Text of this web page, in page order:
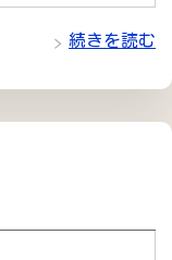
続きを読む